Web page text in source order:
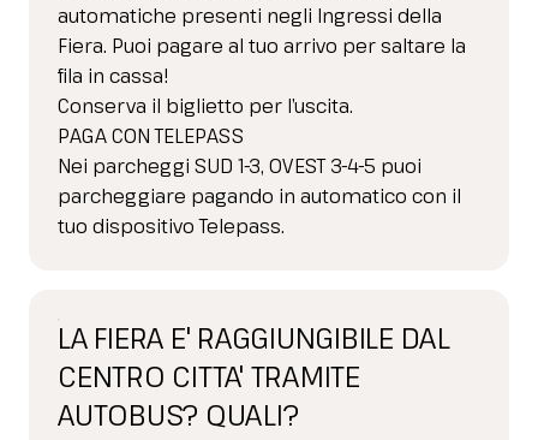
automatiche presenti negli Ingressi della
Fiera. Puoi pagare al tuo arrivo per saltare la
fila in cassa!
Conserva il biglietto per l’uscita.
PAGA CON TELEPASS
Nei parcheggi SUD 1-3, OVEST 3-4-5 puoi
parcheggiare pagando in automatico con il
tuo dispositivo Telepass.
LA FIERA E' RAGGIUNGIBILE DAL
CENTRO CITTA' TRAMITE
AUTOBUS? QUALI?